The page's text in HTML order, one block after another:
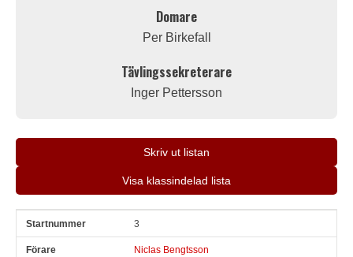
Domare
Per Birkefall
Tävlingssekreterare
Inger Pettersson
Skriv ut listan
Visa klassindelad lista
Snr Förare 3
Niclas Bengtsson